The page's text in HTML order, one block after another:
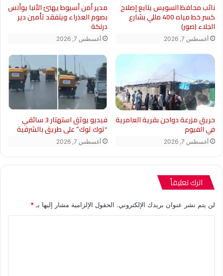
نائب محافظ السويس يتابع إصلاح
كسر خط مياه 400 مللي بشارع
الجلاء (صور)
أغسطس 7, 2026
مدير أمن أسيوط يهنئ الأنبا يوأنس
بصوم العذراء ويتفقد تأمين دير
درنكة
أغسطس 7, 2026
حريق مزرعة دواجن بقرية العامرية
في الفيوم
أغسطس 7, 2026
فيديو يوثق استهتار 3 سائقي
“توك توك” على طريق بالشرقية
أغسطس 7, 2026
اترك تعليقاً
لن يتم نشر عنوان بريدك الإلكتروني. الحقول الإلزامية مشار إليها بـ *